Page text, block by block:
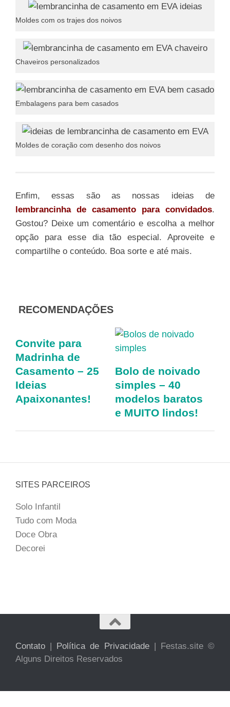
Moldes com os trajes dos noivos
Chaveiros personalizados
Embalagens para bem casados
Moldes de coração com desenho dos noivos
Enfim, essas são as nossas ideias de
lembrancinha de casamento para convidados.
Gostou? Deixe um comentário e escolha a melhor
opção para esse dia tão especial. Aproveite e
compartilhe o conteúdo. Boa sorte e até mais.
RECOMENDAÇÕES
Convite para
Madrinha de
Casamento – 25
Ideias
Apaixonantes!
Bolo de noivado
simples – 40
modelos baratos
e MUITO lindos!
SITES PARCEIROS
Solo Infantil
Tudo com Moda
Doce Obra
Decorei
Contato | Política de Privacidade| Festas.site ©
Alguns Direitos Reservados